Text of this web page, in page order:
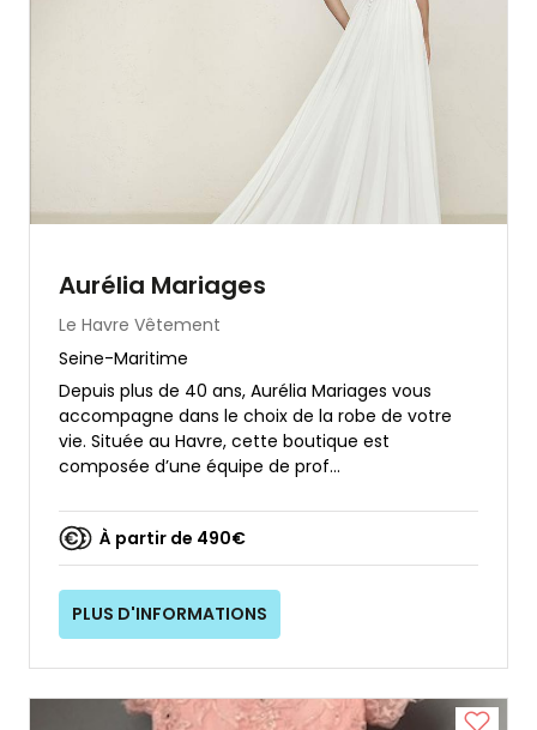
Aurélia Mariages
Le Havre Vêtement
Seine-Maritime
Depuis plus de 40 ans, Aurélia Mariages vous
accompagne dans le choix de la robe de votre
vie. Située au Havre, cette boutique est
composée d’une équipe de prof...
À partir de 490€
PLUS D'INFORMATIONS